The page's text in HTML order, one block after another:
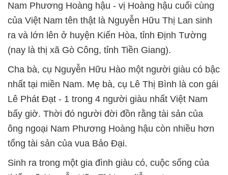
Nam Phương Hoàng hậu - vị Hoàng hậu cuối cùng
của Việt Nam tên thật là Nguyễn Hữu Thị Lan sinh
ra và lớn lên ở huyện Kiến Hòa, tỉnh Định Tường
(nay là thị xã Gò Công, tỉnh Tiền Giang).
Cha bà, cụ Nguyễn Hữu Hào một người giàu có bậc
nhất tại miền Nam. Mẹ bà, cụ Lê Thị Bình là con gái
Lê Phát Đạt - 1 trong 4 người giàu nhất Việt Nam
bấy giờ. Thời đó người đời đồn rằng tài sản của
ông ngoại Nam Phương Hoàng hậu còn nhiều hơn
tổng tài sản của vua Bảo Đại.
Sinh ra trong một gia đình giàu có, cuộc sống của